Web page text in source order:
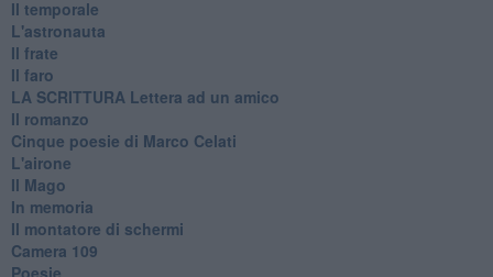
Il temporale
L'astronauta
Il frate
Il faro
​LA SCRITTURA Lettera ad un amico
Il romanzo
Cinque poesie di Marco Celati
L'airone
Il Mago
In memoria
Il montatore di schermi
Camera 109
Poesie